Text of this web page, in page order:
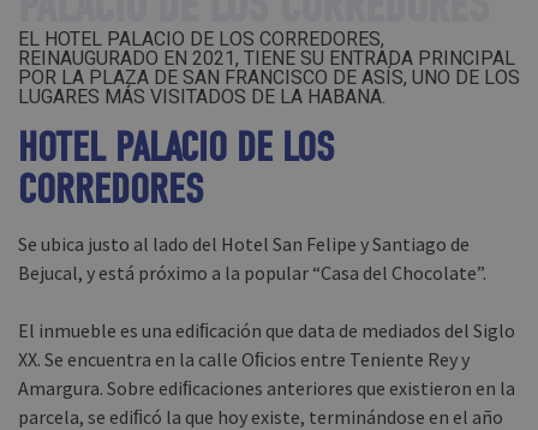
EL HOTEL PALACIO DE LOS CORREDORES,
REINAUGURADO EN 2021, TIENE SU ENTRADA PRINCIPAL
POR LA PLAZA DE SAN FRANCISCO DE ASÍS, UNO DE LOS
LUGARES MÁS VISITADOS DE LA HABANA.
HOTEL PALACIO DE LOS
CORREDORES
Se ubica justo al lado del Hotel San Felipe y Santiago de
Bejucal, y está próximo a la popular “Casa del Chocolate”.
El inmueble es una ediﬁcación que data de mediados del Siglo
XX. Se encuentra en la calle Oﬁcios entre Teniente Rey y
Amargura. Sobre ediﬁcaciones anteriores que existieron en la
parcela, se ediﬁcó la que hoy existe, terminándose en el año